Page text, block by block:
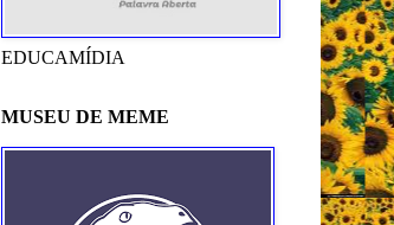
EDUCAMÍDIA
MUSEU DE MEME